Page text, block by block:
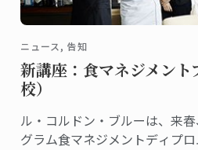
ニュース, 告知
新講座：食マネジメン
校）
ル・コルドン・ブルーは、来
グラム食マネジメントディプ